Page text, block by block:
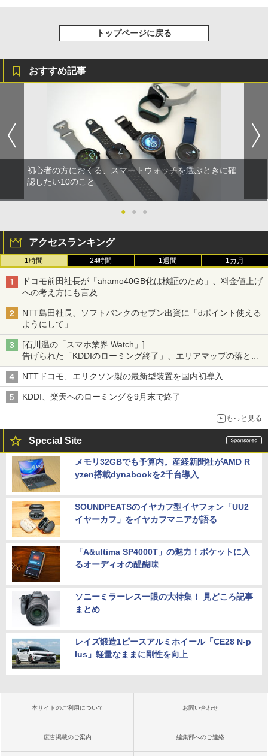
トップページに戻る
おすすめ記事
初心者の方におくる、スマートウォッチを選ぶときに確
認したい10のこと
● ● ●
アクセスランキング
1時間 24時間 1週間 1カ月
ドコモ前田社長が「ahamo40GB化は検証のため」、料金値上げ
への考え方にも言及
NTT島田社長、ソフトバンクのセブン出資に「dポイント使える
ようにして」
[石川温の「スマホ業界 Watch」]
告げられた「KDDIのローミング終了」、エリアマップの落とし
穴と楽天モバイルの課題
NTTドコモ、エリクソン製の最新型装置を国内初導入
KDDI、楽天へのローミングを9月末で終了
もっと見る
Special Site
メモリ32GBでも予算内。産経新聞社がAMD R
yzen搭載dynabookを2千台導入
SOUNDPEATSのイヤカフ型イヤフォン「UU2
イヤーカフ」をイヤカフマニアが語る
「A&ultima SP4000T」の魅力！ポケットに入
るオーディオの醍醐味
ソニーミラーレス一眼の大特集！ 見どころ記事
まとめ
レイズ鍛造1ピースアルミホイール「CE28 N-p
lus」軽量なままに剛性を向上
本サイトのご利用について お問い合わせ
広告掲載のご案内 編集部へのご連絡